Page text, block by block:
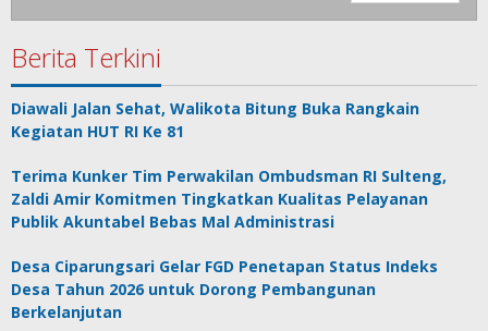
Berita Terkini
Diawali Jalan Sehat, Walikota Bitung Buka Rangkain
Kegiatan HUT RI Ke 81
Terima Kunker Tim Perwakilan Ombudsman RI Sulteng,
Zaldi Amir Komitmen Tingkatkan Kualitas Pelayanan
Publik Akuntabel Bebas Mal Administrasi
Desa Ciparungsari Gelar FGD Penetapan Status Indeks
Desa Tahun 2026 untuk Dorong Pembangunan
Berkelanjutan